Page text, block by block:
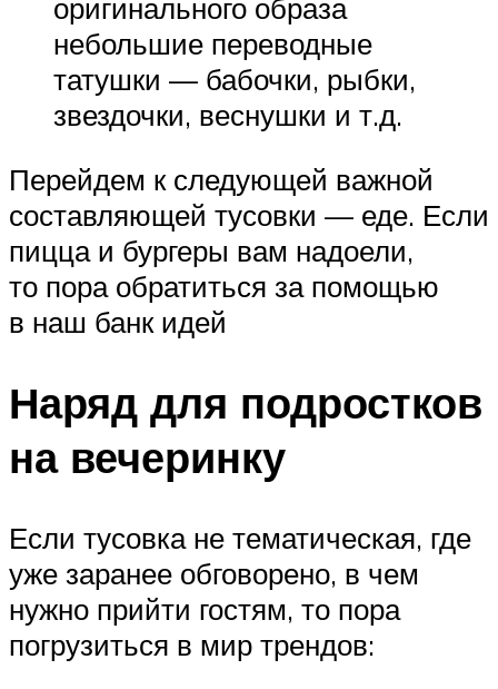
оригинального образа
небольшие переводные
татушки — бабочки, рыбки,
звездочки, веснушки и т.д.
Перейдем к следующей важной
составляющей тусовки — еде. Если
пицца и бургеры вам надоели,
то пора обратиться за помощью
в наш банк идей
Наряд для подростков
на вечеринку
Если тусовка не тематическая, где
уже заранее обговорено, в чем
нужно прийти гостям, то пора
погрузиться в мир трендов: